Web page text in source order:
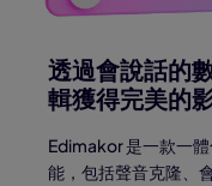
透過會說話的
輯獲得完美的
Edimakor 是一款一
能，包括聲音克隆、